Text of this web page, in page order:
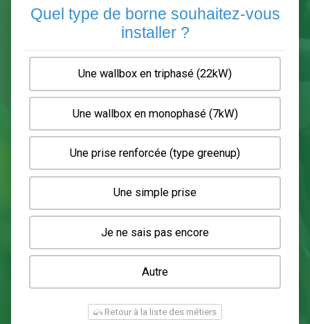
Gratuit, sans pub et sans engagement.
2 3 6
Quel type de borne souhaitez-
installer ?
Une wallbox en triphasé (22kW)
Une wallbox en monophasé (7kW)
Une prise renforcée (type greenup)
Une simple prise